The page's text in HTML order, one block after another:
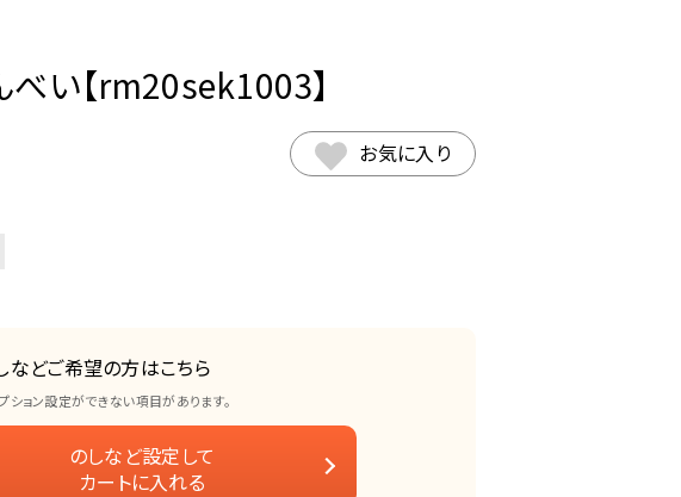
い【rm20sek1003】
お気に入り
などご希望の方はこちら
ション設定ができない項目があります。
のしなど設定して
カートに入れる